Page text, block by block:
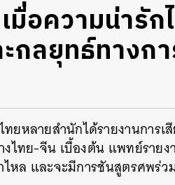
มื่อความน่ารัก
กลยุทธ์ทางก
ยหลายสำนักได้รายงานการ
ไทย-จีน เบื้องต้น แพทย์รายง
ไหล และจะมีการชันสูตรศพร่